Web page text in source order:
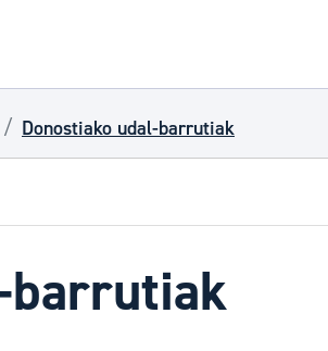
Donostiako udal-barrutiak
barrutiak